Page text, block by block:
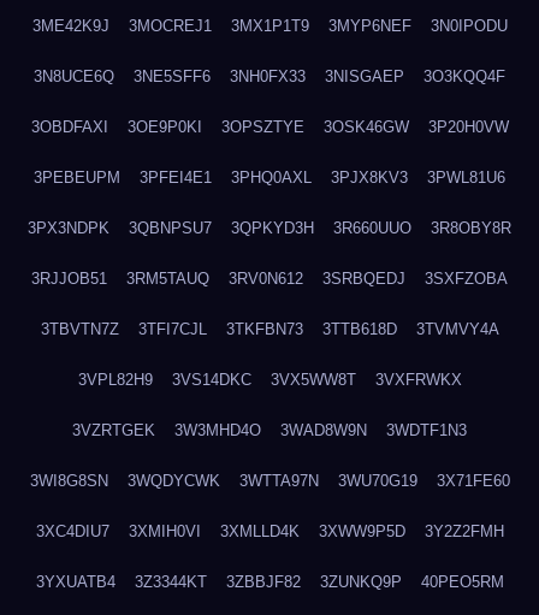
3ME42K9J 3MOCREJ1 3MX1P1T9 3MYP6NEF 3N0IPODU
3N8UCE6Q 3NE5SFF6 3NH0FX33 3NISGAEP 3O3KQQ4F
3OBDFAXI 3OE9P0KI 3OPSZTYE 3OSK46GW 3P20H0VW
3PEBEUPM 3PFEI4E1 3PHQ0AXL 3PJX8KV3 3PWL81U6
3PX3NDPK 3QBNPSU7 3QPKYD3H 3R660UUO 3R8OBY8R
3RJJOB51 3RM5TAUQ 3RV0N612 3SRBQEDJ 3SXFZOBA
3TBVTN7Z 3TFI7CJL 3TKFBN73 3TTB618D 3TVMVY4A
3VPL82H9 3VS14DKC 3VX5WW8T 3VXFRWKX
3VZRTGEK 3W3MHD4O 3WAD8W9N 3WDTF1N3
3WI8G8SN 3WQDYCWK 3WTTA97N 3WU70G19 3X71FE60
3XC4DIU7 3XMIH0VI 3XMLLD4K 3XWW9P5D 3Y2Z2FMH
3YXUATB4 3Z3344KT 3ZBBJF82 3ZUNKQ9P 40PEO5RM